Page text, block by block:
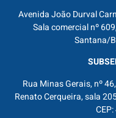
Avenida João Durval
Sala comercial nº
Santana/
Rua Minas Gerais, nº
Renato Cerqueira, sala